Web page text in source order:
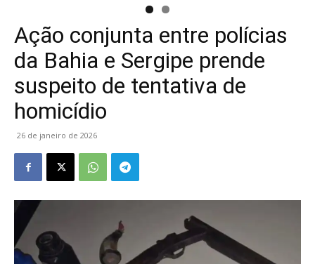
Ação conjunta entre polícias
da Bahia e Sergipe prende
suspeito de tentativa de
homicídio
26 de janeiro de 2026